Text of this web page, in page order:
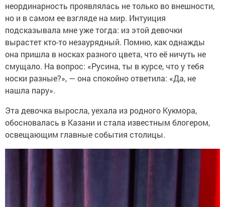
неординарность проявлялась не только во внешности,
но и в самом ее взгляде на мир. Интуиция
подсказывала мне уже тогда: из этой девочки
вырастет кто-то незаурядный. Помню, как однажды
она пришла в носках разного цвета, что её ничуть не
смущало. На вопрос: «Русина, ты в курсе, что у тебя
носки разные?», — она спокойно ответила: «Да, не
нашла пару».
Эта девочка выросла, уехала из родного Кукмора,
обосновалась в Казани и стала известным блогером,
освещающим главные события столицы.